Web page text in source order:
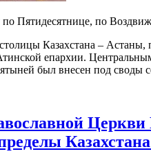
я по Пятидесятнице, по
Казахстана –
епархии.
был внесен под
Церкви